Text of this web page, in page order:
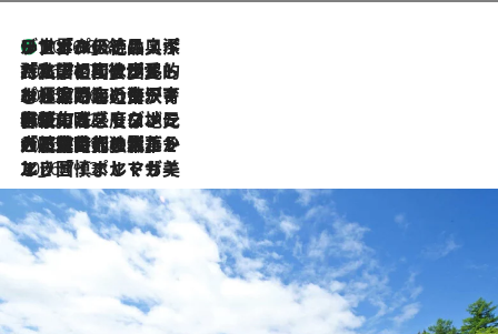
2026.8.8
リスボンの絶品スイーツ「パステル・デ・ナタ」とは？ポルトガル伝統の奥深い世界へ
2026.7.27
「私の祖国はポルトガル語です」国民的詩人フェルナンド・ペソアと、彼が愛した文学の街を歩く
2026.7.26
ポルトガル近海が育む極上の海の幸。キリリと冷えた白ワインと愉しむ、シーフード専門店の贅沢
2026.7.22
伝統の味をモダンに昇華。高感度な地元客が集う、リスボンの最旬ガストロノミー
2026.7.21
大航海時代の栄華から、震災、独裁、そして革命へ。ポルトガル・首都リスボンの石畳に刻まれた「歴史の光と影」
2026.7.13
エッセイ・ヤマザキマリ「慎ましくも美しき国 ポルトガル」